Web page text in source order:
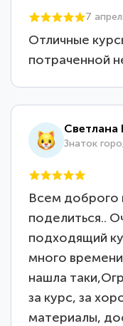
7
Отличные
потраченной
Светлана
Знаток
Всем доброго
поделиться..
подходящий
много
нашла
за курс, за
материалы,